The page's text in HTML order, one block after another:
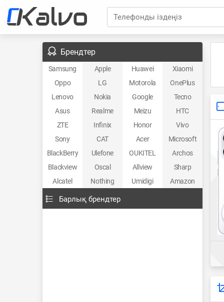
Телефонды іздеңіз
Брендтер
Samsung Apple Huawei
Xiaomi
Oppo
LG Motorola
OnePlus
Lenovo
Nokia Google
Tecno
Asus
Realme Meizu
HTC
ZTE
Infinix Honor
Vivo
Sony
CAT Acer
Microsoft
BlackBerry
Ulefone OUKITEL
Archos
Blackview
Oscal Allview
Sharp
Alcatel
Nothing Umidigi Amazon
Барлық брендтер